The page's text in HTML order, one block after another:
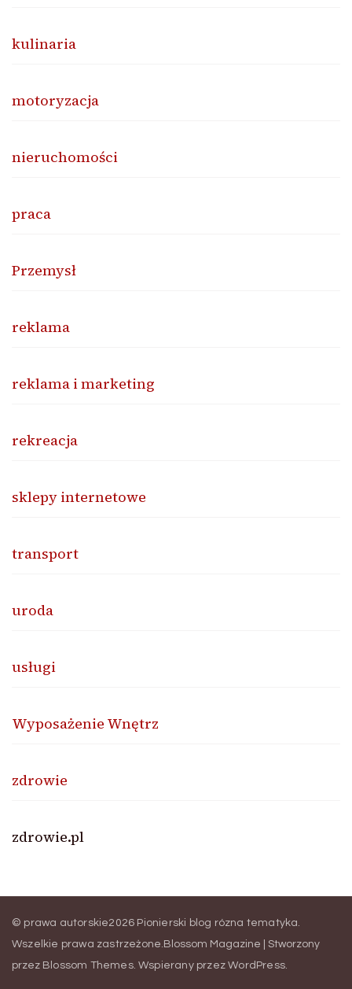
kulinaria
motoryzacja
nieruchomości
praca
Przemysł
reklama
reklama i marketing
rekreacja
sklepy internetowe
transport
uroda
usługi
Wyposażenie Wnętrz
zdrowie
zdrowie.pl
© prawa autorskie2026 Pionierski blog rózna tematyka.
Wszelkie prawa zastrzeżone. Blossom Magazine | Stworzony
przez Blossom Themes. Wspierany przezWordPress.